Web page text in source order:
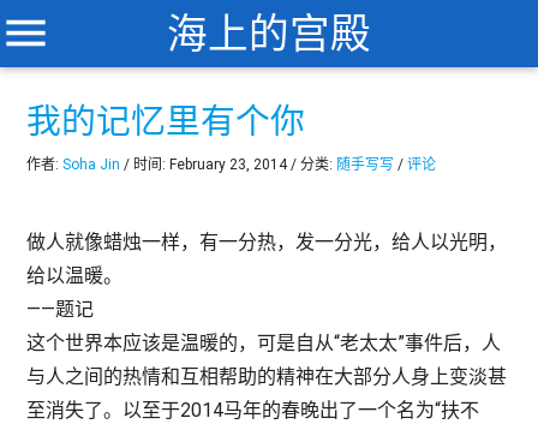
海上的宫殿
menu
我的记忆里有个你
作者:Soha Jin / 时间: February 23, 2014 / 分类: 随手写写 /评论
做人就像蜡烛一样，有一分热，发一分光，给人以光明，
给以温暖。
——题记
这个世界本应该是温暖的，可是自从“老太太”事件后，人
与人之间的热情和互相帮助的精神在大部分人身上变淡甚
至消失了。以至于2014马年的春晚出了一个名为“扶不